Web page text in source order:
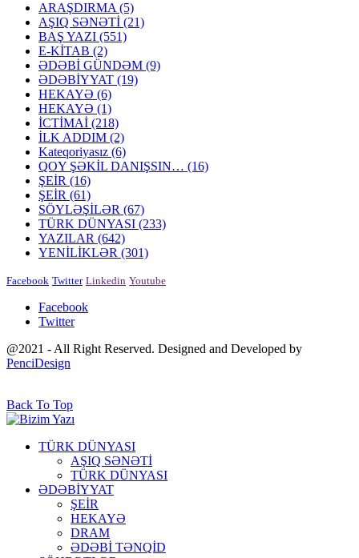
ARAŞDIRMA (5)
AŞIQ SƏNƏTİ (21)
BAŞ YAZI (551)
E-KİTAB (2)
ƏDƏBİ GÜNDƏM (9)
ƏDƏBİYYAT (19)
HEKAYƏ (6)
HEKAYƏ (1)
İCTİMAİ (218)
İLK ADDIM (2)
Kateqoriyasız (6)
QOY ŞƏKİL DANIŞSIN… (16)
ŞEİR (16)
ŞEİR (61)
SÖYLƏŞİLƏR (67)
TÜRK DÜNYASI (233)
YAZILAR (642)
YENİLİKLƏR (301)
Facebook Twitter Linkedin Youtube
Facebook
Twitter
@2021 - All Right Reserved. Designed and Developed by
PenciDesign
Back To Top
TÜRK DÜNYASI
AŞIQ SƏNƏTİ
TÜRK DÜNYASI
ƏDƏBİYYAT
ŞEİR
HEKAYƏ
DRAM
ƏDƏBİ TƏNQİD